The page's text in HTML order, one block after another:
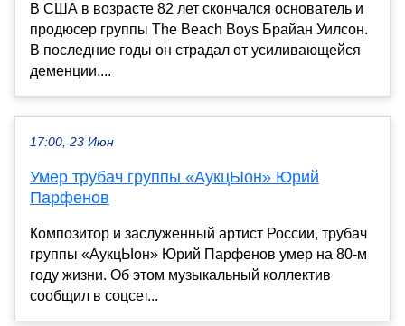
В США в возрасте 82 лет скончался основатель и
продюсер группы The Beach Boys Брайан Уилсон.
В последние годы он страдал от усиливающейся
деменции....
17:00, 23 Июн
Умер трубач группы «АукцЫон» Юрий
Парфенов
Композитор и заслуженный артист России, трубач
группы «АукцЫон» Юрий Парфенов умер на 80-м
году жизни. Об этом музыкальный коллектив
сообщил в соцсет...